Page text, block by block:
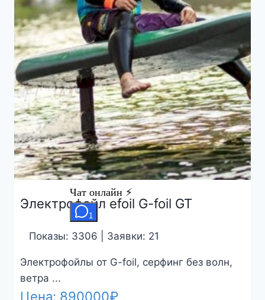
Электрофойл efoil G-foil GT
Показы: 3306 | Заявки: 21
Электрофойлы от G-foil, серфинг без волн,
ветра ...
Цена: 890000₽